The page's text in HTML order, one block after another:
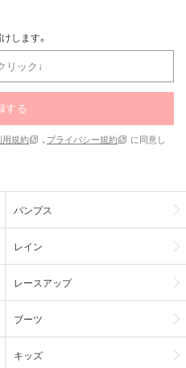
します。
する
用規約 、 プライバシー規約
に同意し
パンプス
レイン
レースアップ
ブーツ
キッズ